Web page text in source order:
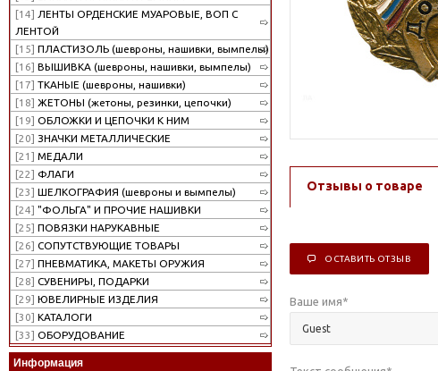
[14] ЛЕНТЫ ОРДЕНСКИЕ МУАРОВЫЕ, ВОП С
ЛЕНТОЙ
[15] ПЛАСТИЗОЛЬ (шевроны, нашивки, вымпелы)
[16] ВЫШИВКА (шевроны, нашивки, вымпелы)
[17] ТКАНЫЕ (шевроны, нашивки)
[18] ЖЕТОНЫ (жетоны, резинки, цепочки)
[19] ОБЛОЖКИ И ЦЕПОЧКИ К НИМ
[20] ЗНАЧКИ МЕТАЛЛИЧЕСКИЕ
[21] МЕДАЛИ
[22] ФЛАГИ
[23] ШЕЛКОГРАФИЯ (шевроны и вымпелы)
[24] "ФОЛЬГА" И ПРОЧИЕ НАШИВКИ
[25] ПОВЯЗКИ НАРУКАВНЫЕ
[26] СОПУТСТВУЮЩИЕ ТОВАРЫ
[27] ПНЕВМАТИКА, МАКЕТЫ ОРУЖИЯ
[28] СУВЕНИРЫ, ПОДАРКИ
[29] ЮВЕЛИРНЫЕ ИЗДЕЛИЯ
[30] КАТАЛОГИ
[33] ОБОРУДОВАНИЕ
Информация
Отзывы о товаре
ОСТАВИТЬ ОТЗЫВ
Ваше имя*